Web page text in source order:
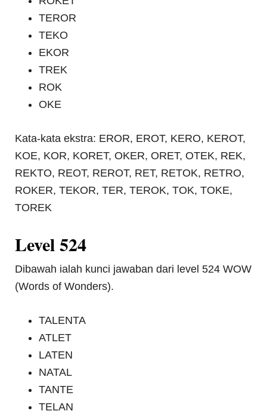
TEROR
TEKO
EKOR
TREK
ROK
OKE
Kata-kata ekstra: EROR, EROT, KERO, KEROT,
KOE, KOR, KORET, OKER, ORET, OTEK, REK,
REKTO, REOT, REROT, RET, RETOK, RETRO,
ROKER, TEKOR, TER, TEROK, TOK, TOKE,
TOREK
Level 524
Dibawah ialah kunci jawaban dari level 524 WOW
(Words of Wonders).
TALENTA
ATLET
LATEN
NATAL
TANTE
TELAN